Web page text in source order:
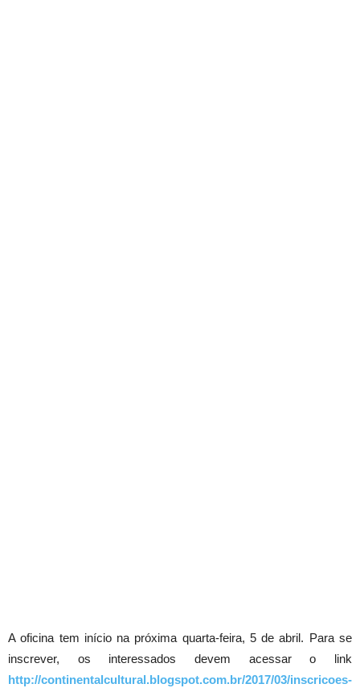
A oficina tem início na próxima quarta-feira, 5 de abril. Para se
inscrever, os interessados devem acessar o link
http://continentalcultural.blogspot.com.br/2017/03/inscricoes-